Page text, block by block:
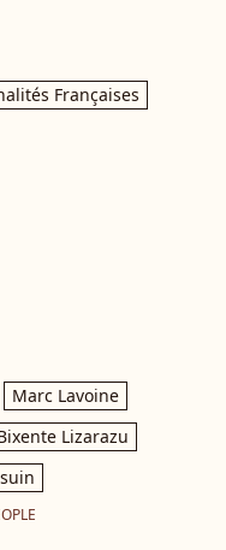
Françaises
Marc Lavoine
Lizarazu